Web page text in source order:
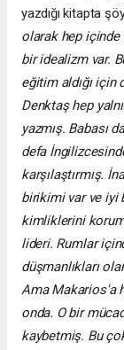
yazdığı kitapta
olarak hep içinde
bir idealizm var.
eğitim aldığı
Denktaş hep
yazmış. Babası
defa
karşılaştırmış.
birikimi var ve iyi
kimliklerini
lideri. Rumlar
düşmanlıkları
Ama Makarios'a
onda. O bir
kaybetmiş. Bu